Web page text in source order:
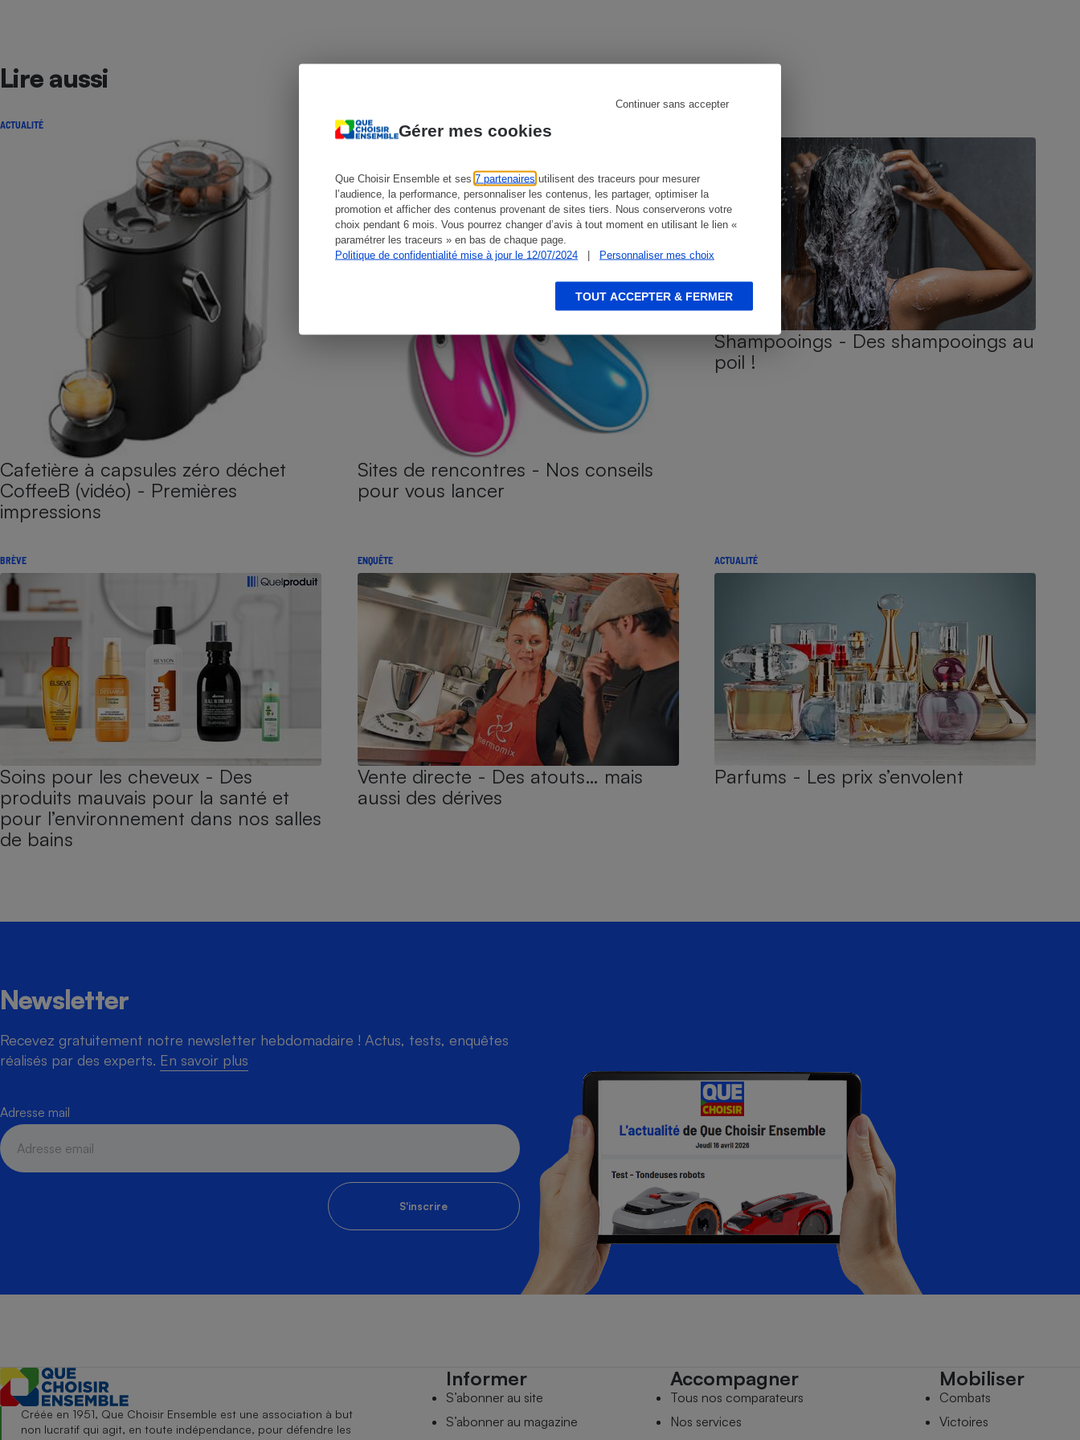
Gérer mes cookies
Que Choisir Ensemble et ses 7 partenaires utilisent des traceurs pour mesurer
l’audience, la performance, personnaliser les contenus, les partager, optimiser la
promotion et afficher des contenus provenant de sites tiers. Nous conserverons votre
choix pendant 6 mois. Vous pourrez changer d’avis à tout moment en utilisant le lien «
paramétrer les traceurs » en bas de chaque page.
Politique de confidentialité mise à jour le 12/07/2024
| Personnaliser mes choix
Continuer sans accepter
TOUT ACCEPTER & FERMER
Lire aussi
ACTUALITÉ
Cafetière à capsules zéro déchet
CoffeeB (vidéo) - Premières
impressions
CONSEILS
Sites de rencontres - Nos conseils
pour vous lancer
Shampooings - Des shampooings au
poil !
BRÈVE
Soins pour les cheveux - Des
produits mauvais pour la santé et
pour l’environnement dans nos salles
de bains
ENQUÊTE
Vente directe - Des atouts… mais
aussi des dérives
ACTUALITÉ
Parfums - Les prix s’envolent
Newsletter
Recevez gratuitement notre newsletter hebdomadaire ! Actus, tests, enquêtes
réalisés par des experts. En savoir plus
Adresse mail
S'inscrire
Robot ménager
Créée en 1951, Que Choisir Ensemble est une association à but
non lucratif qui agit, en toute indépendance, pour défendre les
Informer
S’abonner au site
S’abonner au magazine
Accompagner
Tous nos comparateurs
Nos services
Mobiliser
Combats
Victoires